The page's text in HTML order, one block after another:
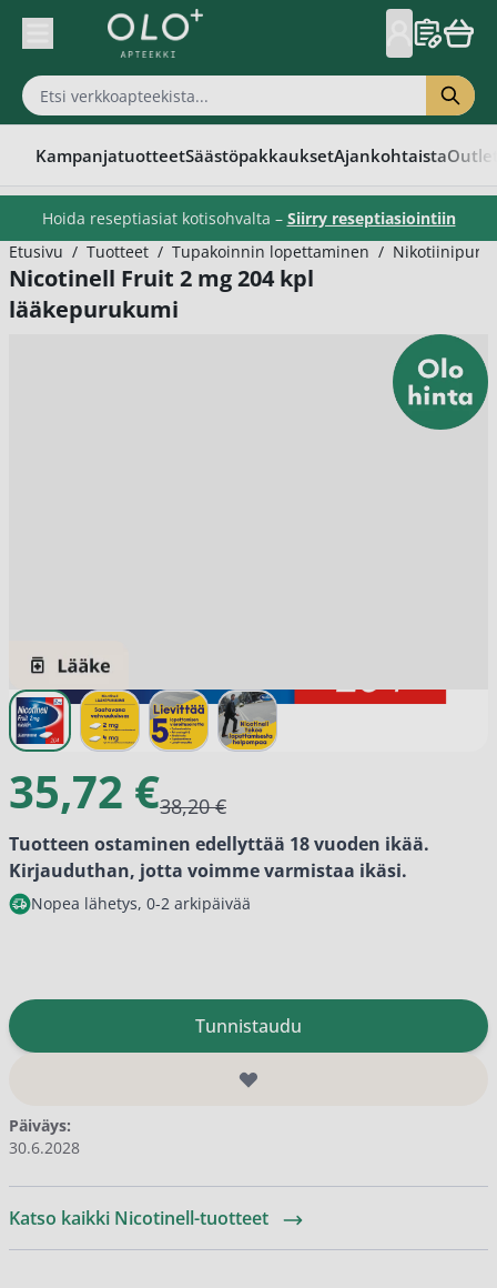
Skip to Content
KampanjatuotteetSäästöpakkauksetAjankohtaista
Hoida reseptiasiat kotisohvalta – Siirry reseptiasiointiin
Etusivu / Tuotteet / Tupakoinnin lopettaminen /
Nicotinell Fruit 2 mg 204 kpl
lääkepurukumi
View larger image
View larger image
View larger image
View larger image
35,72 €38,20 €
Tuotteen ostaminen edellyttää 18 vuoden ikää.
Kirjauduthan, jotta voimme varmistaa ikäsi.
Nopea lähetys, 0-2 arkipäivää
Tunnistaudu
Päiväys:
30.6.2028
Katso kaikki Nicotinell-tuotteet